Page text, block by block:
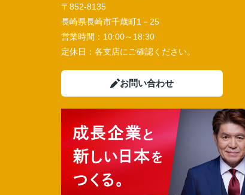
〒852-8135
長崎県長崎市千歳町1－25
営業時間： 10:00～18:30
定休日： 各支店にご確認ください。
お問い合わせ